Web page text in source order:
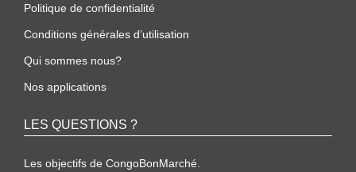
Politique de confidentialité
Conditions générales d’utilisation
Qui sommes nous?
Nos applications
LES QUESTIONS ?
Les objectifs de CongoBonMarché.